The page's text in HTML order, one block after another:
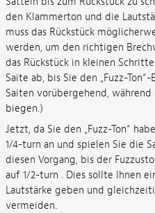
den Klammerton und die
muss das Rückstück
werden, um den richtigen
das Rückstück in kleinen
Saite ab, bis Sie den „Fuzz-
Saiten vorübergehend, während
biegen.)
Jetzt, da Sie den „Fuzz-Ton“
1/4-turn an und spielen Sie die
diesen Vorgang, bis der
auf 1/2-turn . Dies sollte Ihnen
Lautstärke geben und
vermeiden.